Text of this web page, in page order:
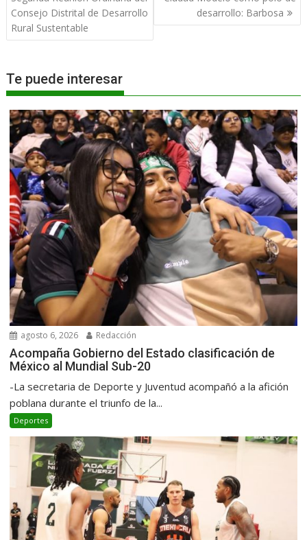
entradas
Consejo Distrital de Desarrollo
Rural Sustentable
desarrollo: Barbosa
Te puede interesar
agosto 6, 2026 Redacción
Acompaña Gobierno del Estado clasificación de
México al Mundial Sub-20
-La secretaria de Deporte y Juventud acompañó a la afición
poblana durante el triunfo de la...
Deportes